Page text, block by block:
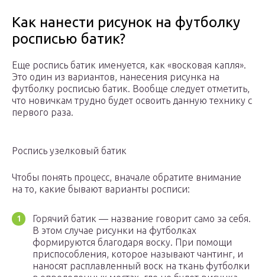
Как нанести рисунок на футболку
росписью батик?
Еще роспись батик именуется, как «восковая капля».
Это один из вариантов, нанесения рисунка на
футболку росписью батик. Вообще следует отметить,
что новичкам трудно будет освоить данную технику с
первого раза.
Роспись узелковый батик
Чтобы понять процесс, вначале обратите внимание
на то, какие бывают варианты росписи:
Горячий батик — название говорит само за себя.
В этом случае рисунки на футболках
формируются благодаря воску. При помощи
приспособления, которое называют чантинг, и
наносят расплавленный воск на ткань футболки